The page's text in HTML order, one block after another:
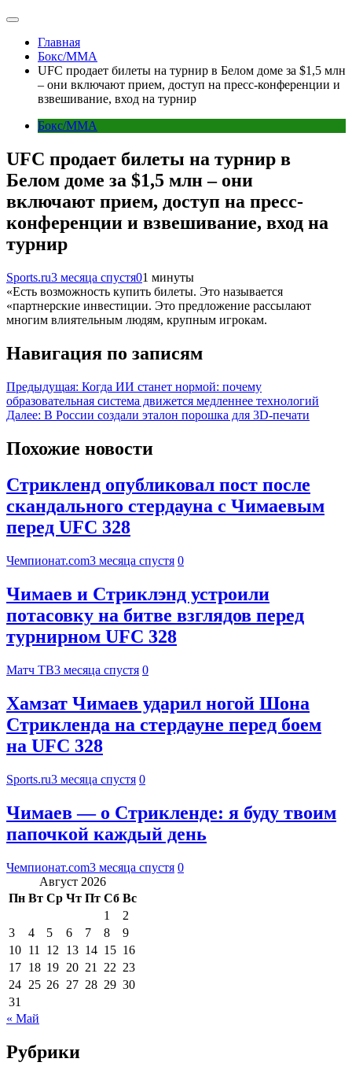
Главная
Бокс/MMA
UFC продает билеты на турнир в Белом доме за $1,5 млн
– они включают прием, доступ на пресс-конференции и
взвешивание, вход на турнир
Бокс/MMA
UFC продает билеты на турнир в
Белом доме за $1,5 млн – они
включают прием, доступ на пресс-
конференции и взвешивание, вход на
турнир
Sports.ru3 месяца спустя01 минуты
«Есть возможность купить билеты. Это называется
«партнерские инвестиции. Это предложение рассылают
многим влиятельным людям, крупным игрокам.
Навигация по записям
Предыдущая: Когда ИИ станет нормой: почему
образовательная система движется медленнее технологий
Далее: В России создали эталон порошка для 3D-печати
Похожие новости
Стрикленд опубликовал пост после
скандального стердауна с Чимаевым
перед UFC 328
Чемпионат.com3 месяца спустя 0
Чимаев и Стриклэнд устроили
потасовку на битве взглядов перед
турнирном UFC 328
Матч ТВ3 месяца спустя 0
Хамзат Чимаев ударил ногой Шона
Стрикленда на стердауне перед боем
на UFC 328
Sports.ru3 месяца спустя 0
Чимаев — о Стрикленде: я буду твоим
папочкой каждый день
Чемпионат.com3 месяца спустя 0
Август 2026
Пн Вт Ср Чт Пт Сб Вс
1
2
3
4 5 6 7 8
9
10 11 12 13 14 15 16
17 18 19 20 21 22 23
24 25 26 27 28 29 30
31
« Май
Рубрики